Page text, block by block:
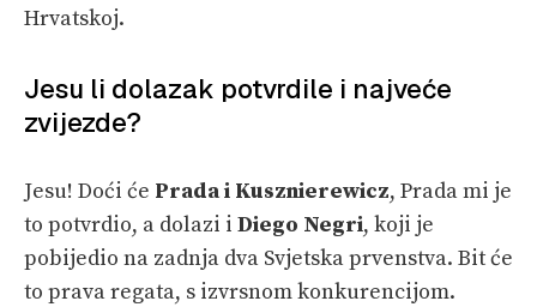
Hrvatskoj.
Jesu li dolazak potvrdile i najveće
zvijezde?
Jesu! Doći će Prada i Kusznierewicz, Prada mi je
to potvrdio, a dolazi i Diego Negri, koji je
pobijedio na zadnja dva Svjetska prvenstva. Bit će
to prava regata, s izvrsnom konkurencijom.